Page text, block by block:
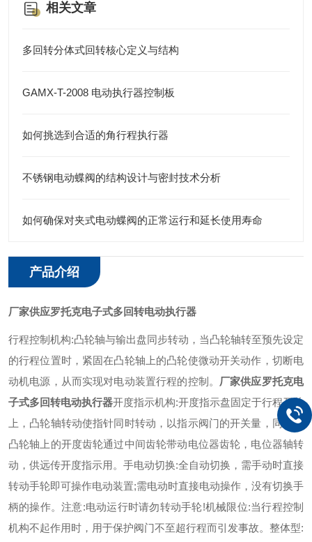
相关文章
多回转分体式回转核心定义与结构
GAMX-T-2008 电动执行器控制板
如何挑选到合适的角行程执行器
不锈钢电动蝶阀的结构设计与密封技术分析
如何确保对夹式电动蝶阀的正常运行和延长使用寿命
产品介绍
厂家供应罗托克电子式多回转电动执行器
行程控制机构:凸轮轴与输出盘同步转动，当凸轮轴转至预先设定
的行程位置时，紧固在凸轮轴上的凸轮使微动开关动作，切断电
动机电源，从而实现对电动装置行程的控制。 厂家供应罗托克电
子式多回转电动执行器开度指示机构:开度指示盘固定于行程开关
上，凸轮轴转动使指针同时转动，以指示阀门的开关量，同时，
凸轮轴上的开度齿轮通过中间齿轮带动电位器齿轮，电位器轴转
动，供远传开度指示用。 手电动切换:全自动切换，需手动时直接
转动手轮即可操作电动装置;需电动时直接电动操作，没有切换手
柄的操作。注意:电动运行时请勿转动手轮!机械限位:当行程控制
机构不起作用时，用于保护阀门不至超行程而引发事故。 整体型: